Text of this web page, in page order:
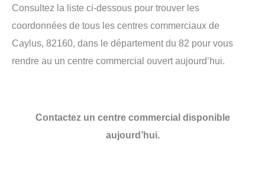
Consultez la liste ci-dessous pour trouver les
coordonnées de tous les centres commerciaux de
Caylus, 82160, dans le département du 82 pour vous
rendre au un centre commercial ouvert aujourd’hui.
Contactez un centre commercial disponible
aujourd’hui.